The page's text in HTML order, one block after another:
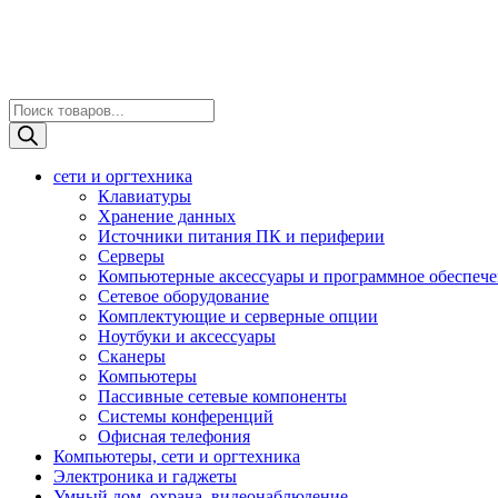
Поиск
товаров
сети и оргтехника
Клавиатуры
Хранение данных
Источники питания ПК и периферии
Серверы
Компьютерные аксессуары и программное
Сетевое оборудование
Комплектующие и серверные опции
Ноутбуки и аксессуары
Сканеры
Компьютеры
Пассивные сетевые компоненты
Системы конференций
Офисная телефония
Компьютеры, сети и оргтехника
Электроника и гаджеты